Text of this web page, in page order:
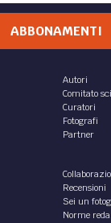
ABBONAMENTI
Autori
Comitato
Curatori
Fotografi
Partner
Recensioni
Sei un
Norme